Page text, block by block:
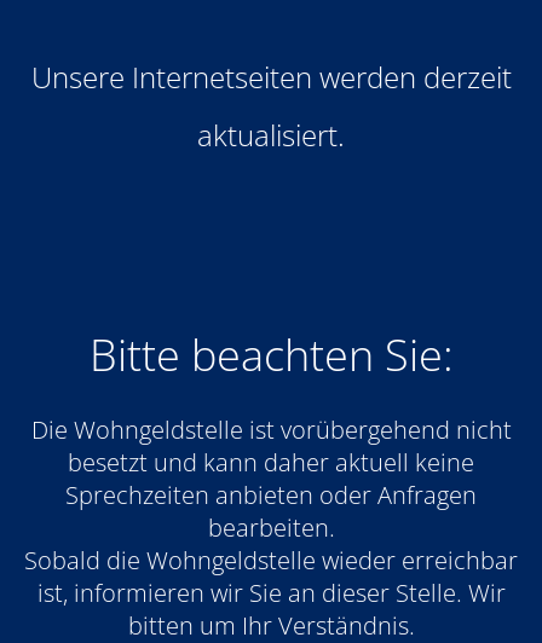
Unsere Internetseiten werden derzeit
aktualisiert.
Bitte beachten Sie:
Die Wohngeldstelle ist vorübergehend nicht
besetzt und kann daher aktuell keine
Sprechzeiten anbieten oder Anfragen
bearbeiten.
Sobald die Wohngeldstelle wieder erreichbar
ist, informieren wir Sie an dieser Stelle. Wir
bitten um Ihr Verständnis.